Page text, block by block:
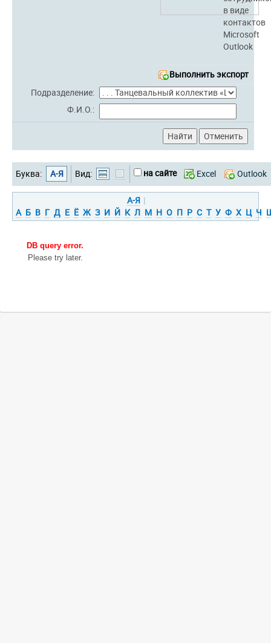
в виде
контактов
Microsoft
Outlook
Выполнить экспорт
Подразделение:
Ф.И.О.:
Буква: А-Я Вид: на сайте Excel Outlook
А-Я |
А Б В Г Д Е Ё Ж З И Й К Л М Н О П Р С Т У Ф Х Ц Ч
DB query error.
Please try later.